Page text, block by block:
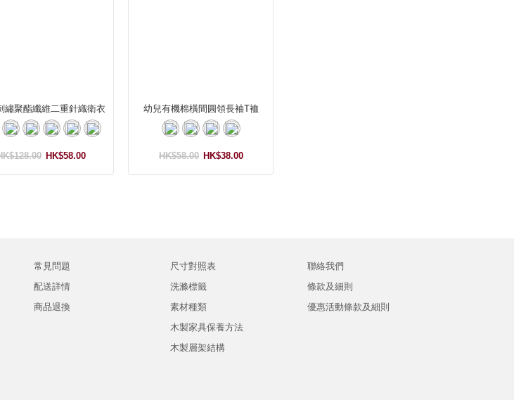
繡聚酯纖維二重針織衛衣
HK$58.00
幼兒有機棉橫間圓領長袖T裇
HK$38.00
HK$58.00
常見問題
配送詳情
商品退換
尺寸對照表
洗滌標籤
素材種類
木製家具保養方法
木製層架結構
聯絡我們
條款及細則
優惠活動條款及細則